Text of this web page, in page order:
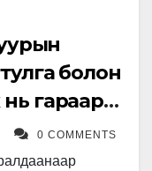
болон
гараар
0 COMMENTS